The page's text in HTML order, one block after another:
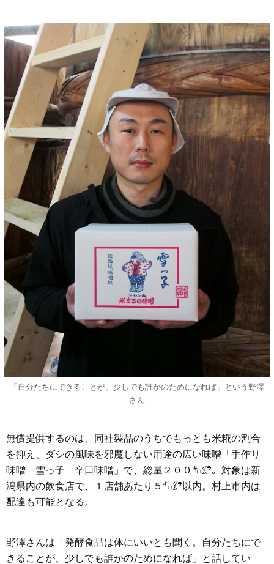
「自分たちにできることが、少しでも誰かのためになれば」という野澤
さん
無償提供するのは、同社製品のうちでもっとも米糀の割合
を抑え、ダシの風味を邪魔しない用途の広い味噌「手作り
味噌 雪っ子 辛口味噌」で、総量２００㌔㌘。対象は新
潟県内の飲食店で、１店舗あたり５㌔㌘以内。村上市内は
配達も可能となる。
野澤さんは「発酵食品は体にいいとも聞く。自分たちにで
きることが、少しでも誰かのためになれば」と話してい